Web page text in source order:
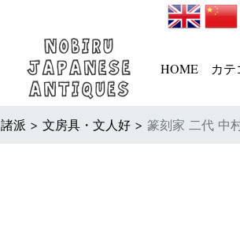
HOME カ
諸派 > 文房具・文人好 > 篆刻家 二代 中